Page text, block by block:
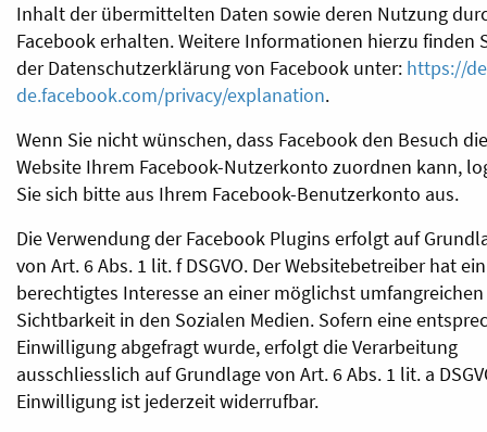
Inhalt der übermittelten Daten sowie deren Nutzung
Facebook erhalten. Weitere Informationen hierzu finden
der Datenschutzerklärung von Facebook unter: https://
de.facebook.com/privacy/explanation.
Wenn Sie nicht wünschen, dass Facebook den Besuch
Website Ihrem Facebook-Nutzerkonto zuordnen kann,
Sie sich bitte aus Ihrem Facebook-Benutzerkonto aus.
Die Verwendung der Facebook Plugins erfolgt auf
von Art. 6 Abs. 1 lit. f DSGVO. Der Websitebetreiber hat ein
berechtigtes Interesse an einer möglichst umfangreichen
Sichtbarkeit in den Sozialen Medien. Sofern eine
Einwilligung abgefragt wurde, erfolgt die Verarbeitung
ausschliesslich auf Grundlage von Art. 6 Abs. 1 lit. a
Einwilligung ist jederzeit widerrufbar.